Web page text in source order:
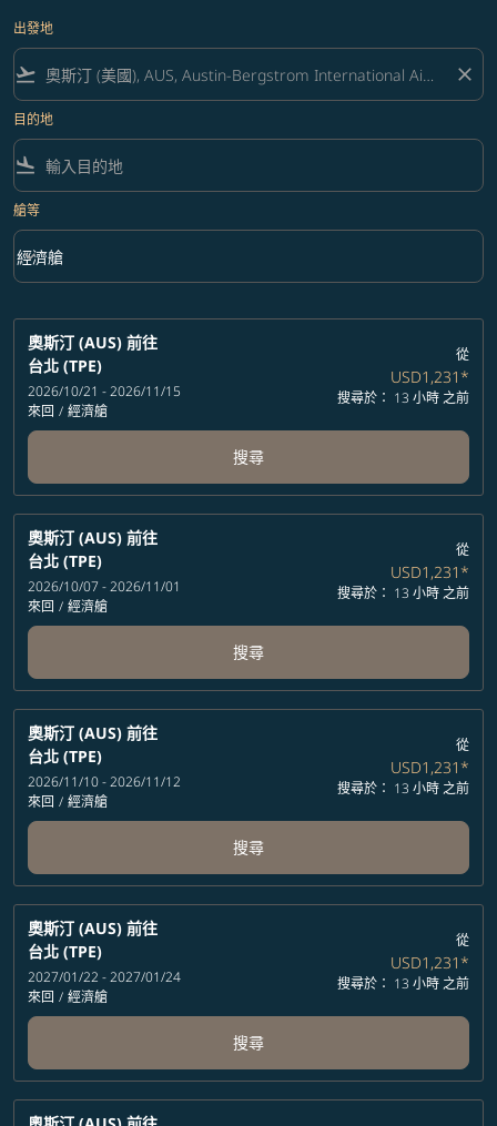
出發地
flight_takeoff close
目的地
flight_land
艙等
艙等 option 經濟艙 Selected
經濟艙
keyboard_arrow_down
奧斯汀 (AUS) 前往
台北 (TPE)
2026/10/21 - 2026/11/15
來回 / 經濟艙
從
USD1,231*
搜尋於： 13 小時 之前
搜尋
奧斯汀 (AUS) 前往
台北 (TPE)
2026/10/07 - 2026/11/01
來回 / 經濟艙
從
USD1,231*
搜尋於： 13 小時 之前
搜尋
奧斯汀 (AUS) 前往
台北 (TPE)
2026/11/10 - 2026/11/12
來回 / 經濟艙
從
USD1,231*
搜尋於： 13 小時 之前
搜尋
奧斯汀 (AUS) 前往
台北 (TPE)
2027/01/22 - 2027/01/24
來回 / 經濟艙
從
USD1,231*
搜尋於： 13 小時 之前
搜尋